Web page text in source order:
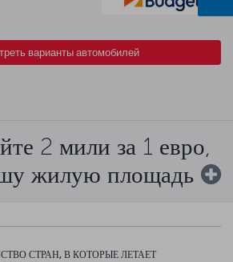
варианты автомобилей
2 мили за 1 евро,
жилую площадь
СТРАН, В КОТОРЫЕ ЛЕТАЕТ